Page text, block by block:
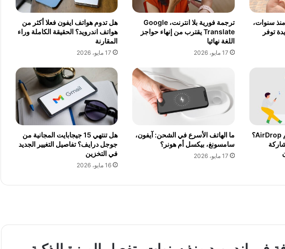
سنوات،
توفر
ترجمة فورية بلا انترنت، Google
Translate يقترب من إنهاء حواجز
اللغة نهائيا
17 مايو، 2026
هل تدوم هواتف ايفون فعلا أكثر من
هواتف اندرويد؟ الحقيقة الكاملة وراء
المقارنة
17 مايو، 2026
هل هاتفك اندرويد لا يدعم AirDrop؟
ما الهاتف الأسرع في الشحن: آيفون،
سامسونغ، بيكسل أم هونر؟
17 مايو، 2026
هل تنتهي 15 جيجابايت المجانية من
جوجل درايف؟ تفاصيل التغيير الجديد
في التخزين
16 مايو، 2026